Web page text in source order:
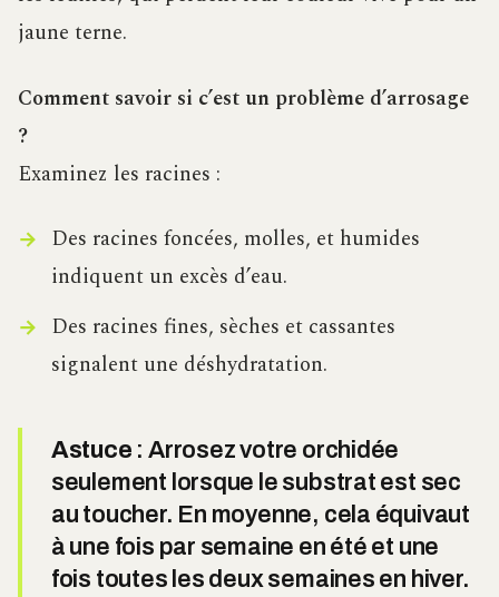
jaune terne.
Comment savoir si c’est un problème d’arrosage
?
Examinez les racines :
Des racines foncées, molles, et humides
indiquent un excès d’eau.
Des racines fines, sèches et cassantes
signalent une déshydratation.
Astuce : Arrosez votre orchidée
seulement lorsque le substrat est sec
au toucher. En moyenne, cela équivaut
à une fois par semaine en été et une
fois toutes les deux semaines en hiver.